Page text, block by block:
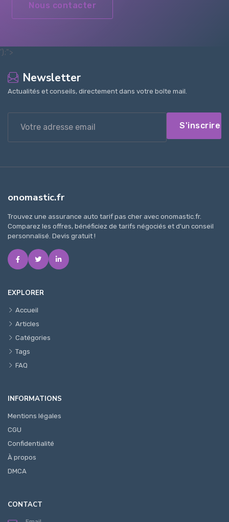
Nous contacter
');">
Newsletter
Actualités et conseils, directement dans votre boîte mail.
S'inscrire
onomastic.fr
Trouvez une assurance auto tarif pas cher avec onomastic.fr.
Comparez les offres, bénéficiez de tarifs négociés et d'un conseil
personnalisé. Devis gratuit !
EXPLORER
Accueil
Articles
Catégories
Tags
FAQ
INFORMATIONS
Mentions légales
CGU
Confidentialité
À propos
DMCA
CONTACT